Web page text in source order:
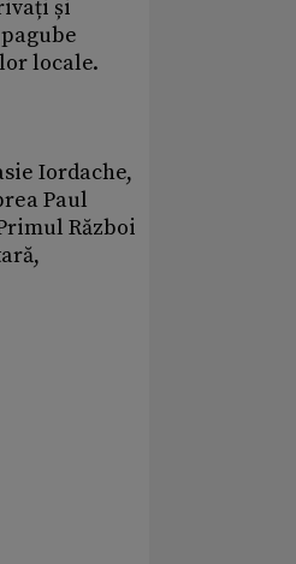
și
locale.
Iordache,
Paul
Război